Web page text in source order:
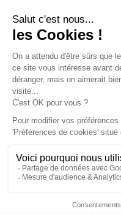
ma demande. Pour
notrepolitique de
Envoyer
Infos légales